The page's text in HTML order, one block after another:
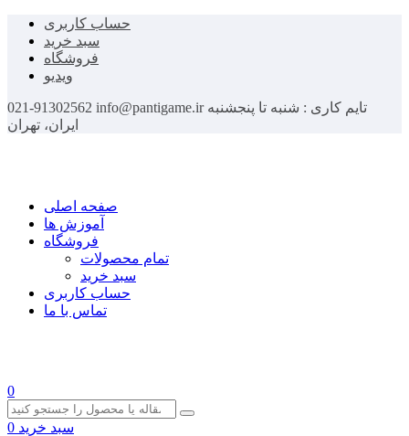
حساب کاربری
سبد خرید
فروشگاه
ویدیو
021-91302562 info@pantigame.ir تایم کاری : شنبه تا پنجشنبه
ایران، تهران
صفحه اصلی
آموزش ها
فروشگاه
تمام محصولات
سبد خرید
حساب کاربری
تماس با ما
0
سبد خرید 0